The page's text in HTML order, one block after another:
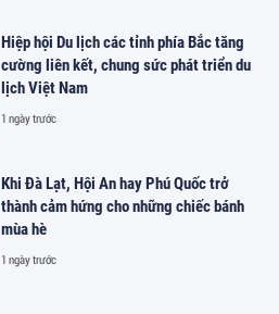
Hiệp hội Du lịch các tỉnh phía Bắc tăng
cường liên kết, chung sức phát triển du
lịch Việt Nam
1 ngày trước
Khi Đà Lạt, Hội An hay Phú Quốc trở
thành cảm hứng cho những chiếc bánh
mùa hè
1 ngày trước